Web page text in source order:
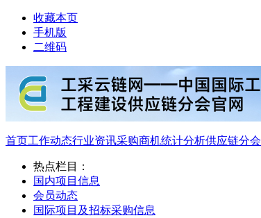
收藏本页
手机版
二维码
首页工作动态行业资讯采购商机统计分析供应链分会
热点栏目：
国内项目信息
会员动态
国际项目及招标采购信息